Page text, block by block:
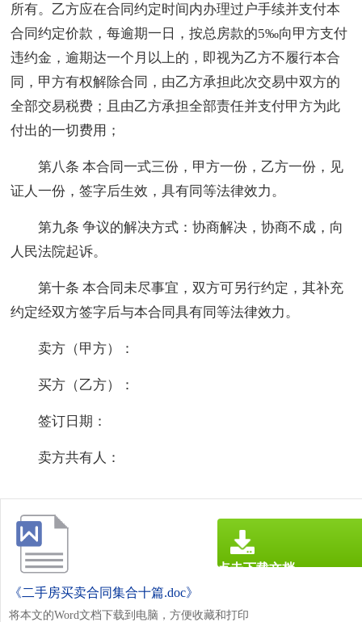
所有。乙方应在合同约定时间内办理过户手续并支付本
合同约定价款，每逾期一日，按总房款的5‰向甲方支付
违约金，逾期达一个月以上的，即视为乙方不履行本合
同，甲方有权解除合同，由乙方承担此次交易中双方的
全部交易税费；且由乙方承担全部责任并支付甲方为此
付出的一切费用；
第八条 本合同一式三份，甲方一份，乙方一份，见
证人一份，签字后生效，具有同等法律效力。
第九条 争议的解决方式：协商解决，协商不成，向
人民法院起诉。
第十条 本合同未尽事宜，双方可另行约定，其补充
约定经双方签字后与本合同具有同等法律效力。
卖方（甲方）：
买方（乙方）：
签订日期：
卖方共有人：
《二手房买卖合同集合十篇.doc》
将本文的Word文档下载到电脑，方便收藏和打印
点击下载文档